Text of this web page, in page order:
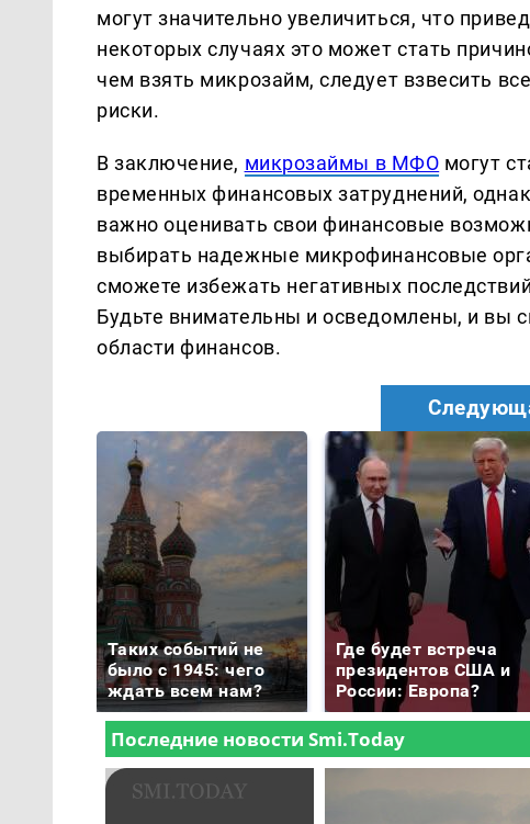
могут значительно увеличиться, что
некоторых случаях это может стать
чем взять микрозайм, следует взвесить
риски.
В заключение, микрозаймы в МФО могут
временных финансовых затруднений,
важно оценивать свои финансовые
выбирать надежные микрофинансовые
сможете избежать негативных
Будьте внимательны и осведомлены, и вы
области финансов.
Таких событий не
было с 1945: чего
ждать всем нам?
Где будет встреча
президентов США и
России: Европа?